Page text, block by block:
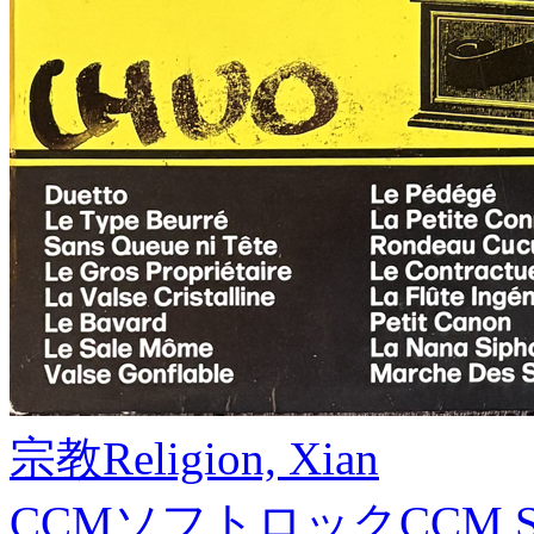
宗教Religion, Xian
CCMソフトロックCCM